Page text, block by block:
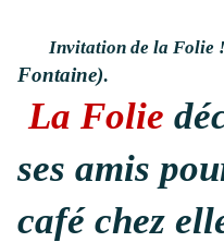
Invitation de la Folie !
Fontaine).
La Folie
ses amis
café chez